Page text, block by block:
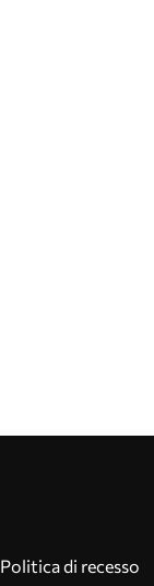
Politica di recesso